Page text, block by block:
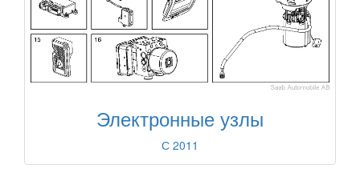
Электронные узлы
С 2011